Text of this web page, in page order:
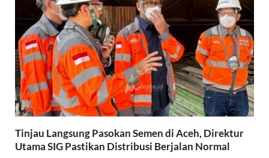
Tinjau Langsung Pasokan Semen di Aceh, Direktur
Utama SIG Pastikan Distribusi Berjalan Normal